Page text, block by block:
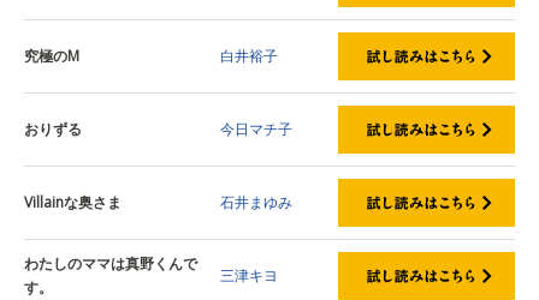
究極のM 白井裕子
おりずる 今日マチ子
Villainな奥さま 石井まゆみ
わたしのママは真野くんで
す。
三津キヨ